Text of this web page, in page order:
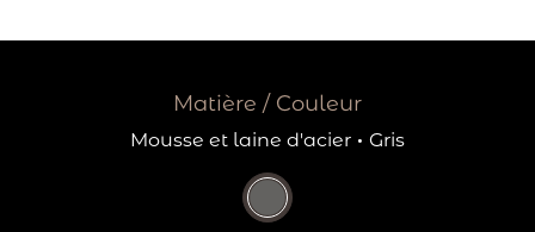
Matière / Couleur
Mousse et laine d'acier · Gris